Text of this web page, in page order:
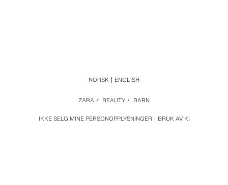
IKKE SELG MINE PERSONOPPLYSNINGER BRUK AV KI
ZARA / BEAUTY / BARN
NORSK ENGLISH